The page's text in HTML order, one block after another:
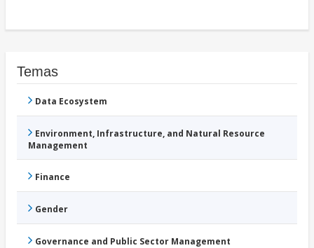
Temas
Data Ecosystem
Environment, Infrastructure, and Natural Resource
Management
Finance
Gender
Governance and Public Sector Management